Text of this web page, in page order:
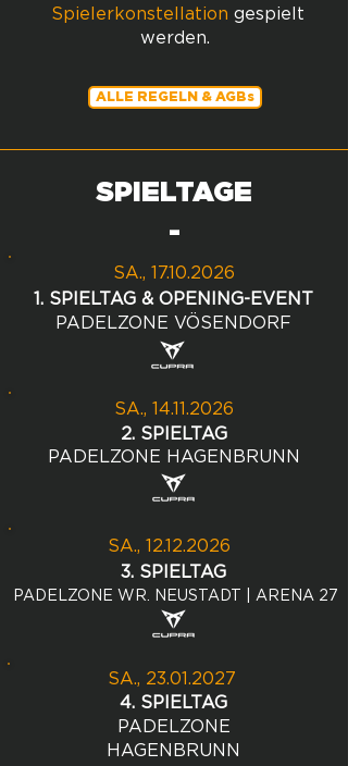
Spielerkonstellation gespielt
werden.
ALLE REGELN & AGBs
SPIELTAGE
-
SA., 17.10.2026
1. SPIELTAG & OPENING-EVENT
PADELZONE VÖSENDORF
SA., 14.11.2026
2. SPIELTAG
PADELZONE HAGENBRUNN
SA., 12.12.2026
3. SPIELTAG
PADELZONE WR. NEUSTADT | ARENA 27
SA., 23.01.2027
4. SPIELTAG
PADELZONE
HAGENBRUNN